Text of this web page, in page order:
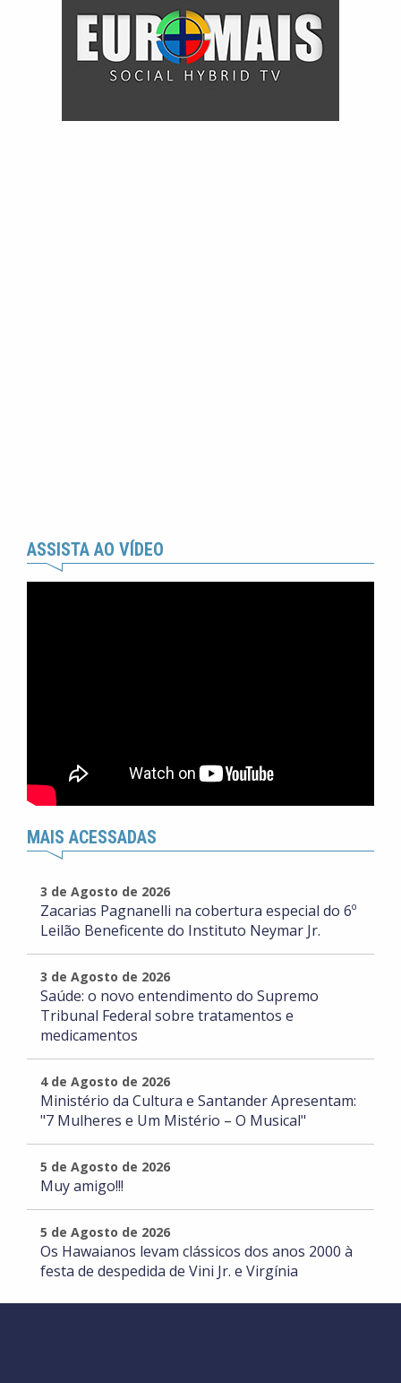
ASSISTA AO VÍDEO
MAIS ACESSADAS
3 de Agosto de 2026
Zacarias Pagnanelli na cobertura especial do 6º
Leilão Beneficente do Instituto Neymar Jr.
3 de Agosto de 2026
Saúde: o novo entendimento do Supremo
Tribunal Federal sobre tratamentos e
medicamentos
4 de Agosto de 2026
Ministério da Cultura e Santander Apresentam:
"7 Mulheres e Um Mistério – O Musical"
5 de Agosto de 2026
Muy amigo!!!
5 de Agosto de 2026
Os Hawaianos levam clássicos dos anos 2000 à
festa de despedida de Vini Jr. e Virgínia